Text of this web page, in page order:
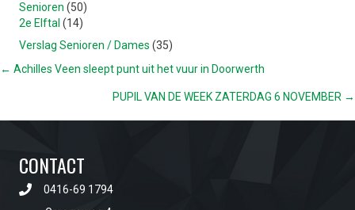
Senioren (50)
2e Elftal (14)
Verslag Senioren / Dames (35)
POSTS
← Achilles Veen sleept punt uit het vuur in Doorwerth
PUPIL VAN DE WEEK ZATERDAG 6 NOVEMBER →
CONTACT
0416-69 1794